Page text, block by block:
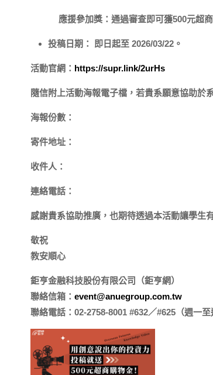
應援參加獎： 通過審查即可獲500元超
投稿日期： 即日起至 2026/03/22 。
活動官網： https://supr.link/2urHs
隨信附上活動海報電子檔，若貴系願意協助於
海報份數：
寄件地址：
收件人：
連絡電話：
感謝貴系協助推廣，也期待透過本活動讓學生
敬祝
教安順心
鉅亨金融科技股份有限公司（鉅亨網）
聯絡信箱： event@anuegroup.com.tw
聯絡電話：02-2758-8001 #632／#625（週一至